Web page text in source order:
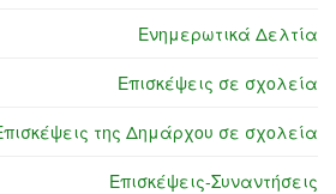
Ενημερωτικά Δελτία
Επισκέψεις σε σχολεία
της Δημάρχου σε σχολεία
Επισκέψεις-Συναντήσεις